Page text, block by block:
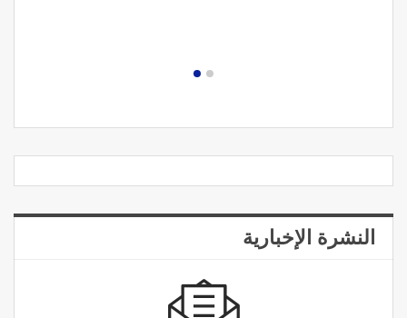
النشرة الإخبارية